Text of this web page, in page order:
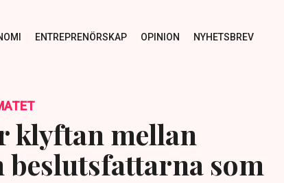
ENTREPRENÖRSKAP OPINION NYHETSBREV
klyftan mellan
beslutsfattarna som